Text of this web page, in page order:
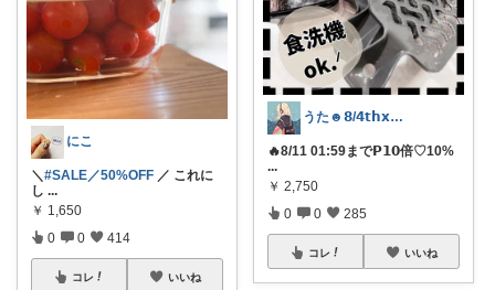
にこ
＼#SALE／50%OFF ／ これに
し ...
￥ 1,650
0 0 414
コレ いいね
うた☻𝟴/𝟰𝘁𝗵𝘅ᜊ⍤⃝ᜊ
🔥8/11 01:59まで𝗣𝟭𝟬倍♡10%
...
￥ 2,750
0 0 285
コレ いいね